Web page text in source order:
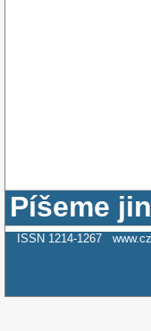
Píšeme
ISSN 1214-1267